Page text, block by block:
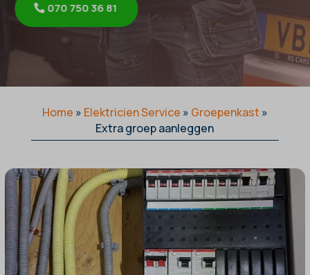
070 750 36 81
Home » Elektricien Service » Groepenkast »
Extra groep aanleggen